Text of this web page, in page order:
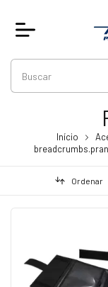
Início
Ordenar